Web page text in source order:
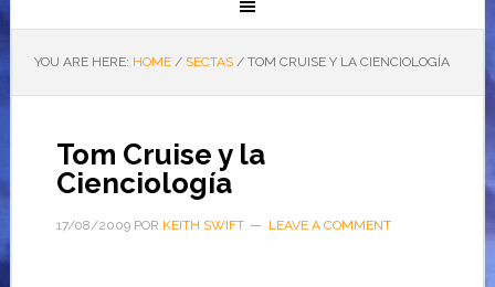
YOU ARE HERE: HOME / SECTAS /TOM CRUISE Y LA CIENCIOLOGÍA
Tom Cruise y la
Cienciología
17/08/2009POR KEITH SWIFT LEAVE A COMMENT